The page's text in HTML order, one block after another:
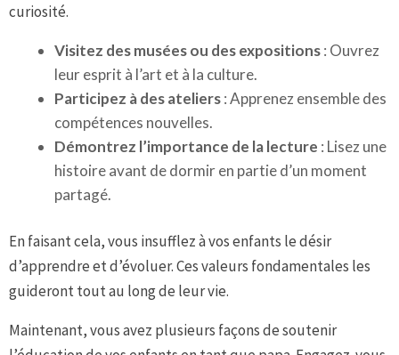
curiosité.
Visitez des musées ou des expositions: Ouvrez
leur esprit à l’art et à la culture.
Participez à des ateliers: Apprenez ensemble des
compétences nouvelles.
Démontrez l’importance de la lecture : Lisez une
histoire avant de dormir en partie d’un moment
partagé.
En faisant cela, vous insufflez à vos enfants le désir
d’apprendre et d’évoluer. Ces valeurs fondamentales les
guideront tout au long de leur vie.
Maintenant, vous avez plusieurs façons de soutenir